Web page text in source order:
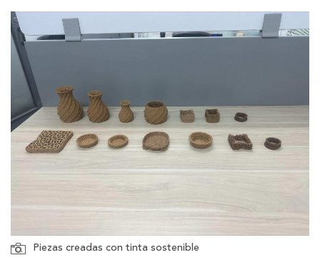
Piezas creadas con tinta sostenible